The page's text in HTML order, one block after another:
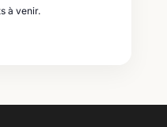
à venir.